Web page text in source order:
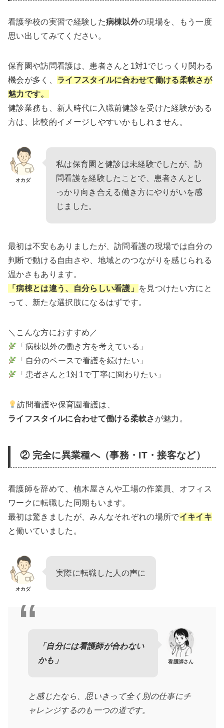
看護学校の実習で経験した病棟以外の現場を、もう一度
思い出してみてください。
保育園や訪問看護は、患者さんと1対1でじっくり関わる
機会が多く、 ライフスタイルに合わせて働ける柔軟さが
魅力です。
健診業務も、新人時代に入職前健診を受けた経験がある
方は、比較的イメージしやすいかもしれません。
オカダ
私は保育園と健診は未経験でしたが、訪
問看護を経験したことで、患者さんとし
っかり向き合える働き方にやりがいを感
じました。
最初は不安もありましたが、訪問看護の現場では自分の
判断で動ける自由さや、地域とのつながりを感じられる
温かさもあります。
「病棟とは違う、自分らしい看護」
を見つけたい方にと
って、新たな選択肢になるはずです。
＼こんな方におすすめ／
「病棟以外の働き方を考えている」
「自分のペースで看護を続けたい」
「患者さんと1対1で丁寧に関わりたい」
訪問看護や保育園看護は、
ライフスタイルに合わせて働ける柔軟さ が魅力。
② 完全に異業種へ（事務・IT・接客など）
看護師を辞めて、植木屋さんや工場の作業員、オフィス
ワークに転職した同期もいます。
最初は驚きましたが、みんなそれぞれの場所でイキイキ
と働いていました。
オカダ
実際に転職した人の声に
看護師さん
「自分には看護師が合わない
かも」
と感じたなら、思いきって全く別の仕事にチ
ャレンジするのも一つの道です。